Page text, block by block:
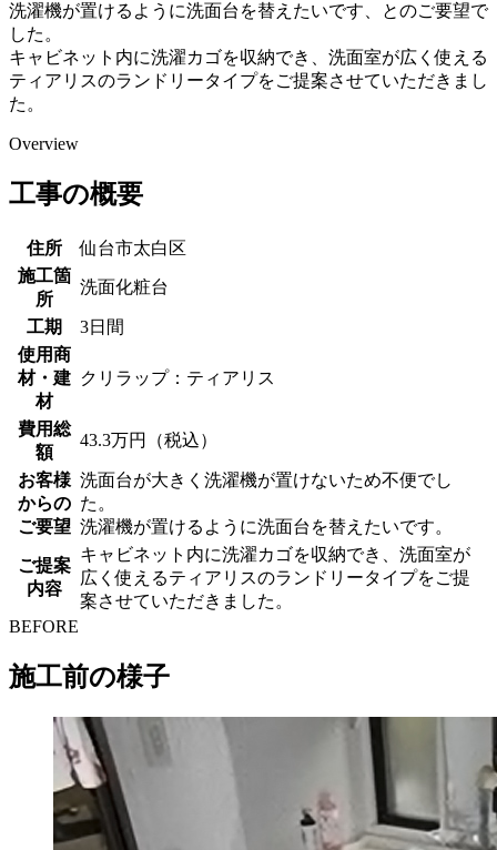
洗濯機が置けるように洗面台を替えたいです、とのご要望で
した。
キャビネット内に洗濯カゴを収納でき、洗面室が広く使える
ティアリスのランドリータイプをご提案させていただきまし
た。
Overview
工事の概要
住所
仙台市太白区
施工箇
所
洗面化粧台
工期
3日間
使用商
材・建
材
クリラップ：ティアリス
費用総
額
43.3万円（税込）
お客様
からの
ご要望
洗面台が大きく洗濯機が置けないため不便でし
た。
洗濯機が置けるように洗面台を替えたいです。
ご提案
内容
キャビネット内に洗濯カゴを収納でき、洗面室が
広く使えるティアリスのランドリータイプをご提
案させていただきました。
BEFORE
施工前の様子